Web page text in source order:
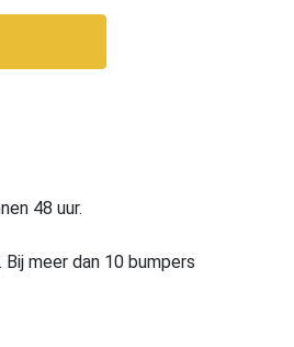
48 uur.
meer dan 10 bumpers